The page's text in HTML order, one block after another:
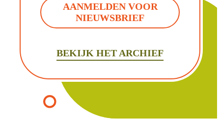
AANMELDEN VOOR
NIEUWSBRIEF
BEKIJK HET ARCHIEF